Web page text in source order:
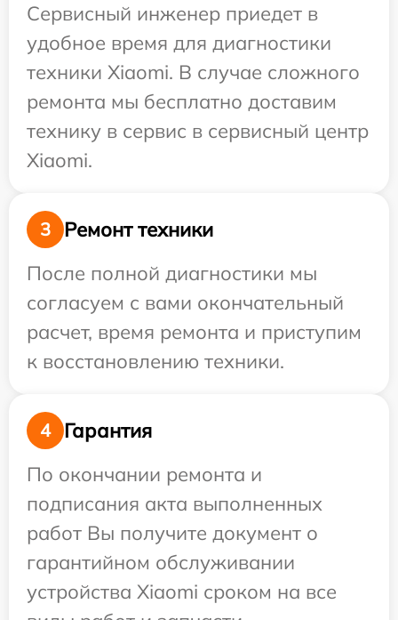
Сервисный инженер приедет в
удобное время для диагностики
техники Xiaomi. В случае сложного
ремонта мы бесплатно доставим
технику в сервис в сервисный центр
Xiaomi.
3
Ремонт техники
После полной диагностики мы
согласуем с вами окончательный
расчет, время ремонта и приступим
к восстановлению техники.
4
Гарантия
По окончании ремонта и
подписания акта выполненных
работ Вы получите документ о
гарантийном обслуживании
устройства Xiaomi сроком на все